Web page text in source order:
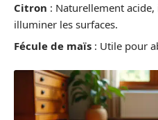
Citron : Naturellement
illuminer les surfaces.
Fécule de maïs : Utile pour